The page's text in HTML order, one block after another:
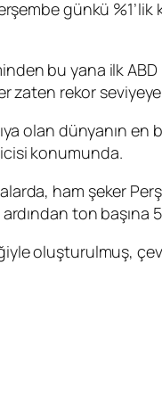
günkü
bu yana ilk
zaten rekor
olan dünyanın
konumunda.
ham şeker
ardından ton
oluşturulmuş,